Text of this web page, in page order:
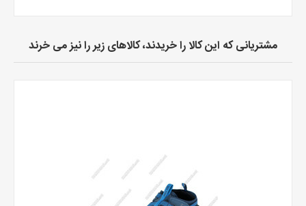
مشتریانی که این کالا را خریدند، کالاهای زیر را نیز می خرند